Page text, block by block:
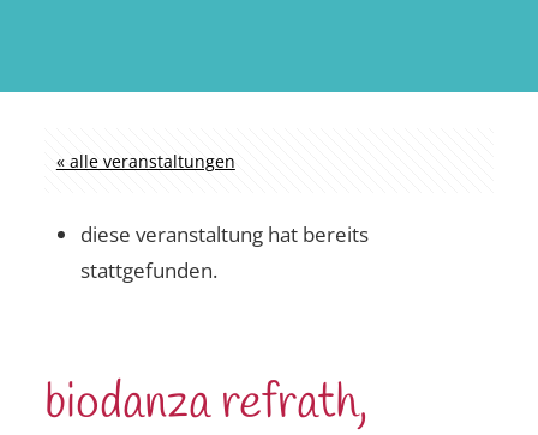
« alle veranstaltungen
diese veranstaltung hat bereits
stattgefunden.
biodanza refrath,